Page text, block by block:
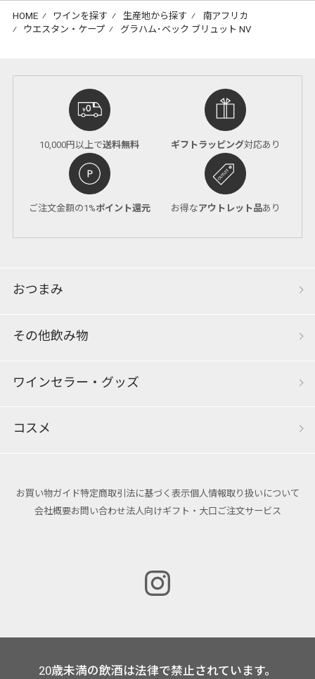
HOME ⁄ ワインを探す ⁄ 生産地から探す ⁄ 南アフリカ
⁄ ウエスタン・ケープ ⁄ グラハム･ベック ブリュット NV
10,000円以上で送料無料 ギフトラッピング対応あり
ご注文金額の1%ポイント還元 お得なアウトレット品あり
おつまみ
その他飲み物
ワインセラー・グッズ
コスメ
お買い物ガイド特定商取引法に基づく表示個人情報取り扱いについて
会社概要お問い合わせ法人向けギフト・大口ご注文サービス
20歳未満の飲酒は法律で禁止されています。